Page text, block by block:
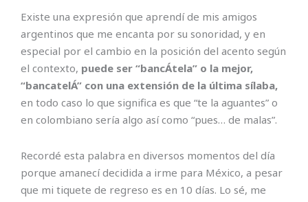
Existe una expresión que aprendí de mis amigos
argentinos que me encanta por su sonoridad, y en
especial por el cambio en la posición del acento según
el contexto, puede ser “bancÁtela” o la mejor,
“bancatelÁ” con una extensión de la última sílaba,
en todo caso lo que significa es que “te la aguantes” o
en colombiano sería algo así como “pues… de malas”.
Recordé esta palabra en diversos momentos del día
porque amanecí decidida a irme para México, a pesar
que mi tiquete de regreso es en 10 días. Lo sé, me